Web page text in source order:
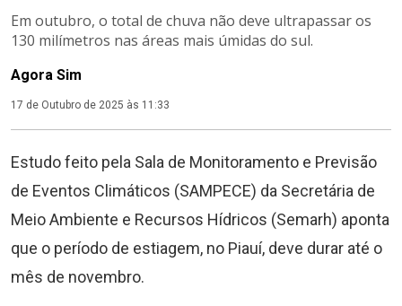
Em outubro, o total de chuva não deve ultrapassar os
130 milímetros nas áreas mais úmidas do sul.
Agora Sim
17 de Outubro de 2025 às 11:33
Estudo feito pela Sala de Monitoramento e Previsão
de Eventos Climáticos (SAMPECE) da Secretária de
Meio Ambiente e Recursos Hídricos (Semarh) aponta
que o período de estiagem, no Piauí, deve durar até o
mês de novembro.